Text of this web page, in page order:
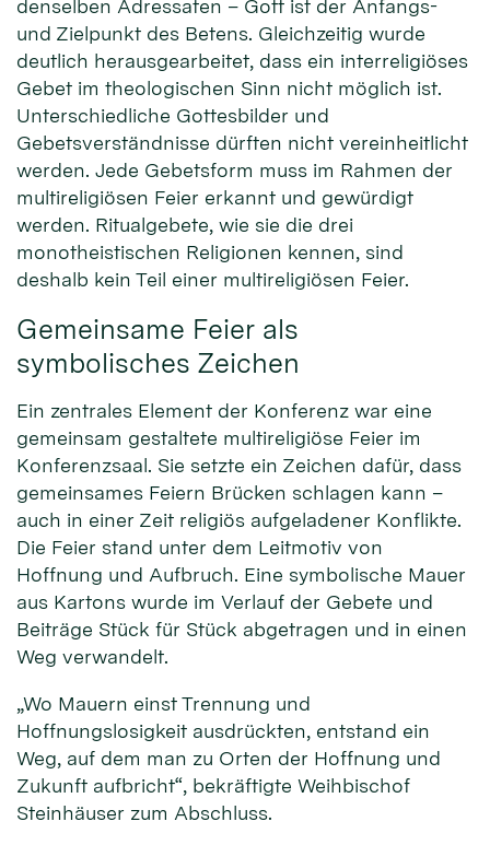
denselben Adressaten – Gott ist der Anfangs-
und Zielpunkt des Betens. Gleichzeitig wurde
deutlich herausgearbeitet, dass ein interreligiöses
Gebet im theologischen Sinn nicht möglich ist.
Unterschiedliche Gottesbilder und
Gebetsverständnisse dürften nicht vereinheitlicht
werden. Jede Gebetsform muss im Rahmen der
multireligiösen Feier erkannt und gewürdigt
werden. Ritualgebete, wie sie die drei
monotheistischen Religionen kennen, sind
deshalb kein Teil einer multireligiösen Feier.
Gemeinsame Feier als
symbolisches Zeichen
Ein zentrales Element der Konferenz war eine
gemeinsam gestaltete multireligiöse Feier im
Konferenzsaal. Sie setzte ein Zeichen dafür, dass
gemeinsames Feiern Brücken schlagen kann –
auch in einer Zeit religiös aufgeladener Konflikte.
Die Feier stand unter dem Leitmotiv von
Hoffnung und Aufbruch. Eine symbolische Mauer
aus Kartons wurde im Verlauf der Gebete und
Beiträge Stück für Stück abgetragen und in einen
Weg verwandelt.
„Wo Mauern einst Trennung und
Hoffnungslosigkeit ausdrückten, entstand ein
Weg, auf dem man zu Orten der Hoffnung und
Zukunft aufbricht“, bekräftigte Weihbischof
Steinhäuser zum Abschluss.